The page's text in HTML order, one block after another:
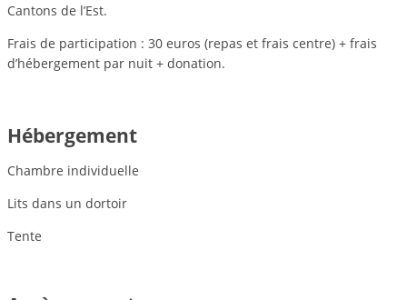
Cantons de l’Est.
Frais de participation : 30 euros (repas et frais centre) + frais
d’hébergement par nuit + donation.
Hébergement
Chambre individuelle
Lits dans un dortoir
Tente